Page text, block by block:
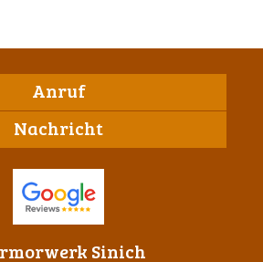
Anruf
Nachricht
Sinich